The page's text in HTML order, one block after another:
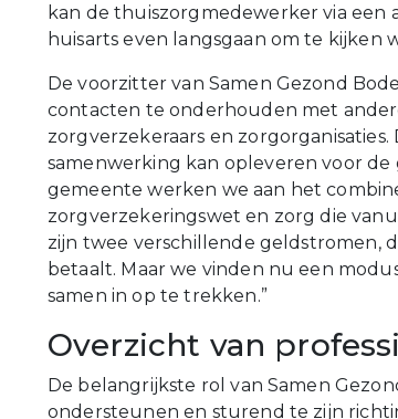
kan de thuiszorgmedewerker via een
huisarts even langsgaan om te kijken
De voorzitter van Samen Gezond
contacten te onderhouden met
zorgverzekeraars en
samenwerking kan opleveren voor de
gemeente werken we aan het
zorgverzekeringswet en zorg die
zijn twee verschillende geldstromen,
betaalt. Maar we vinden nu een
samen in op te trekken.”
Overzicht van
De belangrijkste rol van Samen
ondersteunen en sturend te zijn